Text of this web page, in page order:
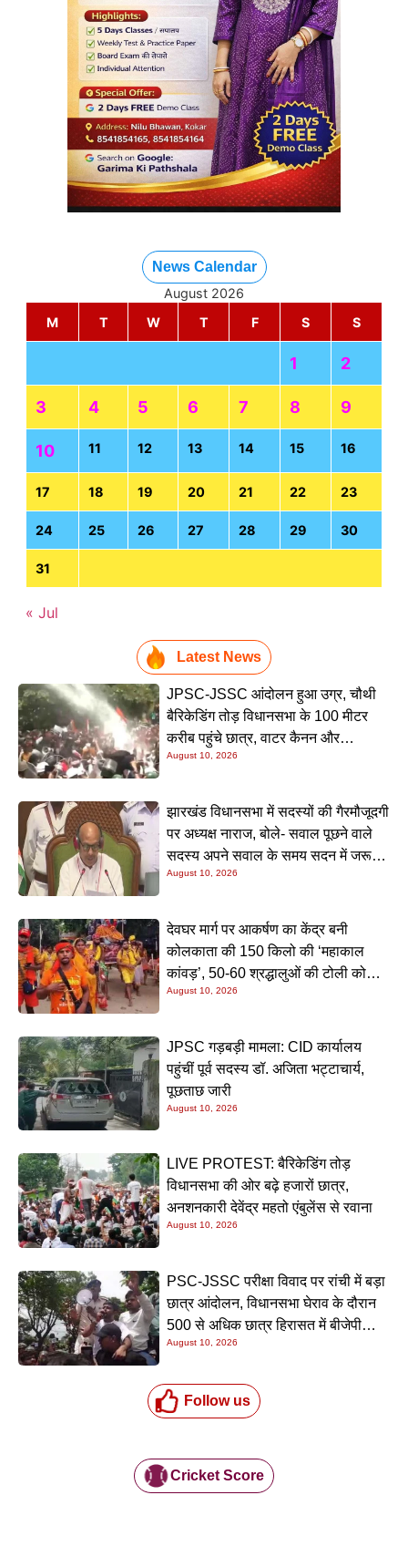
News Calendar
August 2026
M
T W T F S S
1 2
3 4 5 6 7 8 9
10 11 12 13 14 15 16
17 18 19 20 21 22 23
24 25 26 27 28 29 30
31
« Jul
Latest News
JPSC-JSSC आंदोलन हुआ उग्र, चौथी
बैरिकेडिंग तोड़ विधानसभा के 100 मीटर
करीब पहुंचे छात्र, वाटर कैनन और
लाठीचार्ज से रोकने की कोशिश
August 10, 2026
झारखंड विधानसभा में सदस्यों की गैरमौजूदगी
पर अध्यक्ष नाराज, बोले- सवाल पूछने वाले
सदस्य अपने सवाल के समय सदन में जरूर
रहें
August 10, 2026
देवघर मार्ग पर आकर्षण का केंद्र बनी
कोलकाता की 150 किलो की ‘महाकाल
कांवड़’, 50-60 श्रद्धालुओं की टोली को
देखने उमड़ रही भारी भीड़
August 10, 2026
JPSC गड़बड़ी मामला: CID कार्यालय
पहुंचीं पूर्व सदस्य डॉ. अजिता भट्टाचार्य,
पूछताछ जारी
August 10, 2026
LIVE PROTEST: बैरिकेडिंग तोड़
विधानसभा की ओर बढ़े हजारों छात्र,
अनशनकारी देवेंद्र महतो एंबुलेंस से रवाना
August 10, 2026
PSC-JSSC परीक्षा विवाद पर रांची में बड़ा
छात्र आंदोलन, विधानसभा घेराव के दौरान
500 से अधिक छात्र हिरासत में बीजेपी
नेताओं पर कार्रवाई
August 10, 2026
Follow us
Cricket Score